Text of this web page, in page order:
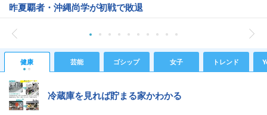
昨夏覇者・沖縄尚学が初戦で敗退
健康 芸能 ゴシップ 女子 トレンド
冷蔵庫を見れば貯まる家かわかる